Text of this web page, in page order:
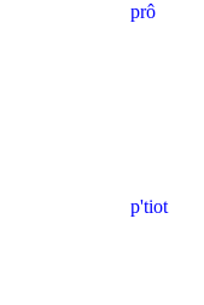
prô
p'tiot